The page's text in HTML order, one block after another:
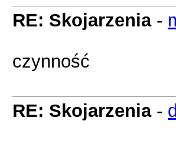
RE: Skojarzenia-
czynność
RE: Skojarzenia-